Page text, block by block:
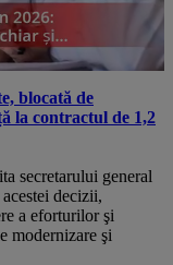
blocată de
la contractul de 1,2
secretarului general
decizii,
a eforturilor şi
modernizare şi